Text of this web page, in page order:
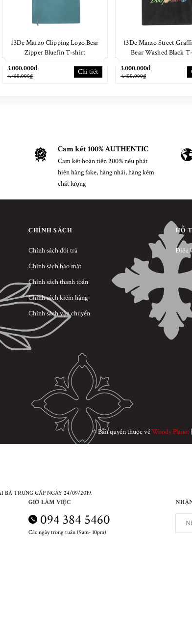
13De Marzo Clipping Logo Bear
Zipper Bluefin T-shirt
3.000.000₫
4.400.000₫ Chi tiết
13De Marzo Street
Bear Washed Black
3.000.000₫
4.400.000₫
Cam kết 100% AUTHENTIC
Cam kết hoàn tiền 200% nếu phát
hiện hàng fake, hàng nhái, hàng kém
chất lượng
CHÍNH SÁCH
Chính sách đổi trả
Chính sách bảo mật
Chính sách thanh toán
Chính sách kiểm hàng
Chính sách vận chuyển
HỖ
Điều
© Bản quyền thuộc vềWoody Planet |
BÀ TRƯNG CẤP NGÀY 24/09/2019.
GIỜ LÀM VIỆC
094 384 5460
Các ngày trong tuần (9am- 10pm)